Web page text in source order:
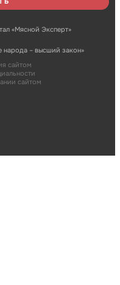
«Мясной Эксперт»
народа – высший закон»
сайтом
сайтом